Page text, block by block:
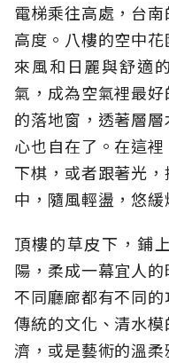
電梯乘往高處，台
高度。八樓的空中
來風和日麗與舒適
氣，成為空氣裡最
的落地窗，透著層
心也自在了。在這
下棋，或者跟著光
中，隨風輕盪，悠緩
頂樓的草皮下，鋪
陽，柔成一幕宜人
不同廳廊都有不同
傳統的文化、清水
濟，或是藝術的溫